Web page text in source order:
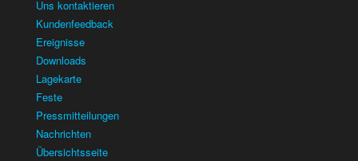
Uns kontaktieren
Kundenfeedback
Ereignisse
Downloads
Lagekarte
Feste
Pressmitteilungen
Nachrichten
Übersichtsseite